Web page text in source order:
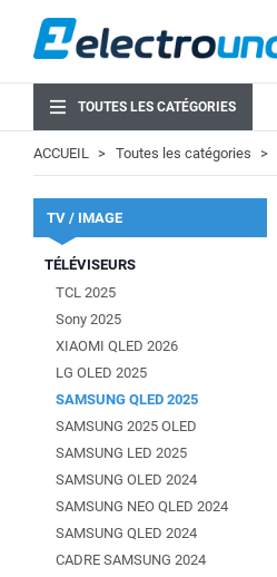
TOUTES LES CATÉGORIES
ACCUEIL Toutes les catégories
TV / IMAGE
TÉLÉVISEURS
TCL 2025
Sony 2025
XIAOMI QLED 2026
LG OLED 2025
SAMSUNG QLED 2025
SAMSUNG 2025 OLED
SAMSUNG LED 2025
SAMSUNG OLED 2024
SAMSUNG NEO QLED 2024
SAMSUNG QLED 2024
CADRE SAMSUNG 2024